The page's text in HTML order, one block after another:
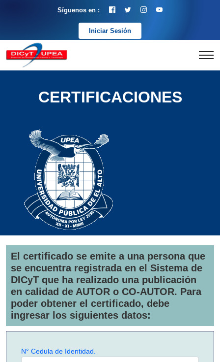
Síguenos en :
Iniciar Sesión
CERTIFICACIONES
El certificado se emite a una persona que
se encuentra registrada en el Sistema de
DICyT que ha realizado una publicación
en calidad de AUTOR o CO-AUTOR. Para
poder obtener el certificado, debe
ingresar los siguientes datos:
N° Cedula de Identidad.